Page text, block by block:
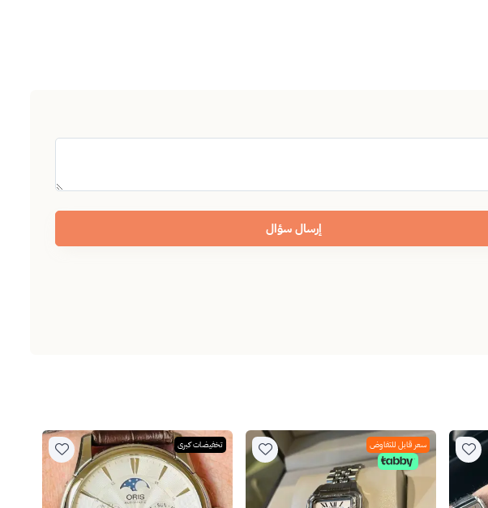
إرسال سؤال
سعر قابل للتفاوض تخفيضات كبرى